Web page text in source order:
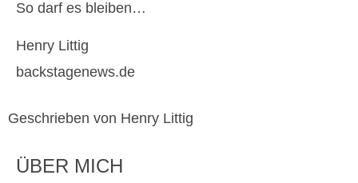
So darf es bleiben…
Henry Littig
backstagenews.de
Geschrieben von Henry Littig
ÜBER MICH